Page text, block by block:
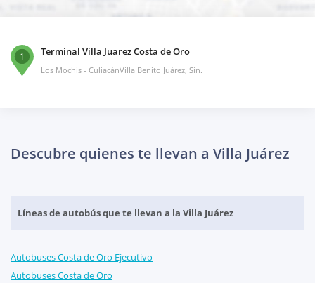
1 Terminal Villa Juarez Costa de Oro
Los Mochis - CuliacánVilla Benito Juárez, Sin.
Descubre quienes te llevan a Villa Juárez
Líneas de autobús que te llevan a la Villa Juárez
Autobuses Costa de Oro Ejecutivo
Autobuses Costa de Oro